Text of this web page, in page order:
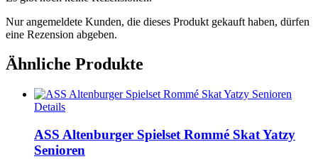
Nur angemeldete Kunden, die dieses Produkt gekauft haben, dürfen
eine Rezension abgeben.
Ähnliche Produkte
Details
ASS Altenburger Spielset Rommé Skat Yatzy
Senioren